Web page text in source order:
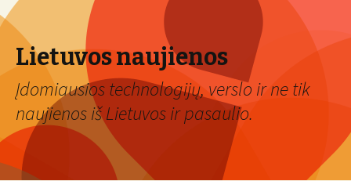
Lietuvos naujienos
Įdomiausios technologijų, verslo ir ne tik
naujienos iš Lietuvos ir pasaulio.